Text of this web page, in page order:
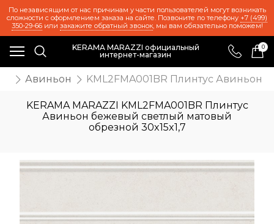
По независящим от нас причинам у части пользователей могут возникать
сложности с оформлением заказа на сайте. Позвоните по телефону +7 (499)
350-29-66или закажите обратный звонок, мы вам обязательно поможем!
KERAMA MARAZZI официальный
интернет-магазин
0
Авиньон KML2FMA001BR Плинтус Авиньон
KERAMA MARAZZI KML2FMA001BR Плинтус
Авиньон бежевый светлый матовый
обрезной 30x15x1,7